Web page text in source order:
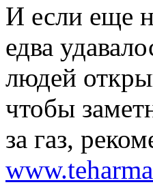
И если еще
едва
людей
чтобы
за газ,